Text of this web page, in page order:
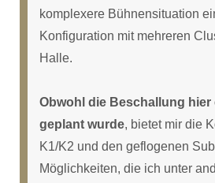
komplexere Bühnensituation
Konfiguration mit mehreren
Halle.
Obwohl die Beschallung hier
geplant wurde, bietet mir die
K1/K2 und den geflogenen
Möglichkeiten, die ich unter